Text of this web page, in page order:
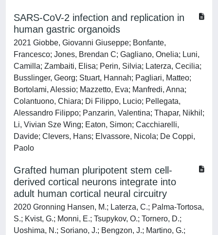
SARS-CoV-2 infection and replication in
human gastric organoids
2021 Giobbe, Giovanni Giuseppe; Bonfante,
Francesco; Jones, Brendan C; Gagliano, Onelia; Luni,
Camilla; Zambaiti, Elisa; Perin, Silvia; Laterza, Cecilia;
Busslinger, Georg; Stuart, Hannah; Pagliari, Matteo;
Bortolami, Alessio; Mazzetto, Eva; Manfredi, Anna;
Colantuono, Chiara; Di Filippo, Lucio; Pellegata,
Alessandro Filippo; Panzarin, Valentina; Thapar, Nikhil;
Li, Vivian Sze Wing; Eaton, Simon; Cacchiarelli,
Davide; Clevers, Hans; Elvassore, Nicola; De Coppi,
Paolo
Grafted human pluripotent stem cell-
derived cortical neurons integrate into
adult human cortical neural circuitry
2020 Gronning Hansen, M.; Laterza, C.; Palma-Tortosa,
S.; Kvist, G.; Monni, E.; Tsupykov, O.; Tornero, D.;
Uoshima, N.; Soriano, J.; Bengzon, J.; Martino, G.;